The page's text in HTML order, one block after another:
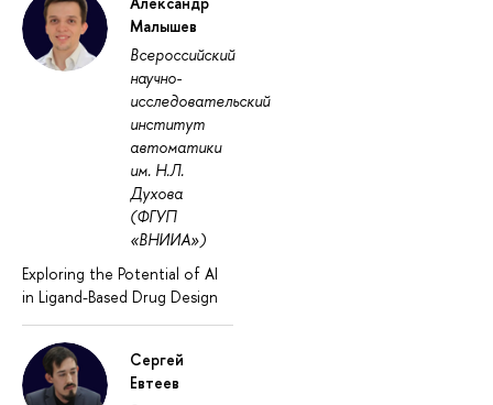
Малышев
Всероссийский
научно-
исследовательский
институт
автоматики
им. Н.Л.
Духова
(ФГУП
«ВНИИА»)
Exploring the Potential of AI
in Ligand-Based Drug Design
Сергей
Евтеев